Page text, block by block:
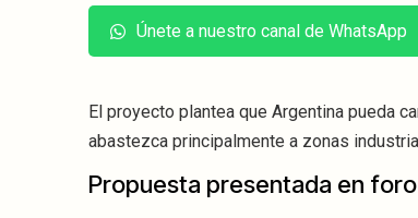
Únete a nuestro canal de WhatsApp
El proyecto plantea que Argentina pueda
abastezca principalmente a zonas
Propuesta presentada en